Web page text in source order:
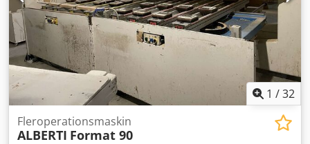
1 /32
Fleroperationsmaskin
ALBERTI Format 90